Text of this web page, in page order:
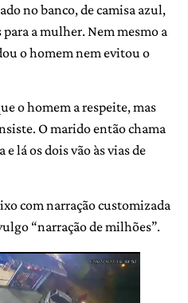
no banco, de camisa azul,
a mulher. Nem mesmo a
o homem nem evitou o
o homem a respeite, mas
O marido então chama
lá os dois vão às vias de
com narração customizada
“narração de milhões”.